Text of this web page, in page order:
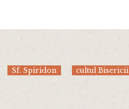
Sf. Spiridon cultul Bisericii